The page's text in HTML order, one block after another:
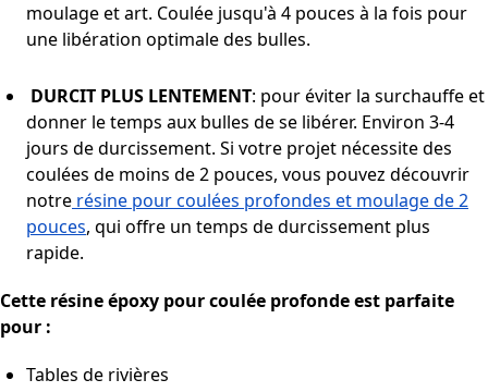
moulage et art. Coulée jusqu'à 4 pouces à la fois pour
une libération optimale des bulles.
DURCIT PLUS LENTEMENT: pour éviter la surchauffe et
donner le temps aux bulles de se libérer. Environ 3-4
jours de durcissement. Si votre projet nécessite des
coulées de moins de 2 pouces, vous pouvez découvrir
notre résine pour coulées profondes et moulage de 2
pouces, qui offre un temps de durcissement plus
rapide.
Cette résine époxy pour coulée profonde est parfaite
pour :
Tables de rivières